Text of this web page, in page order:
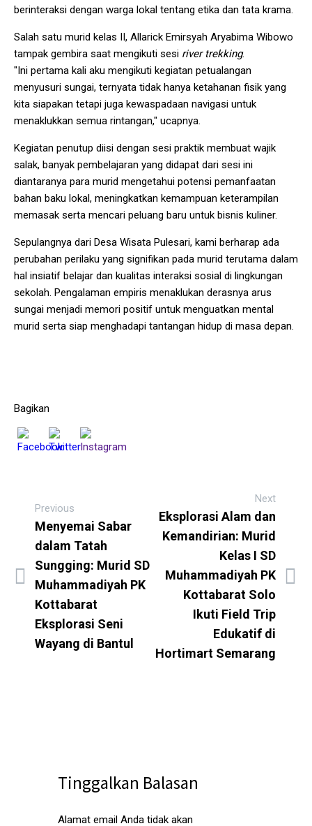
berinteraksi dengan warga lokal tentang etika dan tata krama.
Salah satu murid kelas II, Allarick Emirsyah Aryabima Wibowo
tampak gembira saat mengikuti sesi river trekking.
"Ini pertama kali aku mengikuti kegiatan petualangan
menyusuri sungai, ternyata tidak hanya ketahanan fisik yang
kita siapakan tetapi juga kewaspadaan navigasi untuk
menaklukkan semua rintangan," ucapnya.
Kegiatan penutup diisi dengan sesi praktik membuat wajik
salak, banyak pembelajaran yang didapat dari sesi ini
diantaranya para murid mengetahui potensi pemanfaatan
bahan baku lokal, meningkatkan kemampuan keterampilan
memasak serta mencari peluang baru untuk bisnis kuliner.
Sepulangnya dari Desa Wisata Pulesari, kami berharap ada
perubahan perilaku yang signifikan pada murid terutama dalam
hal insiatif belajar dan kualitas interaksi sosial di lingkungan
sekolah. Pengalaman empiris menaklukan derasnya arus
sungai menjadi memori positif untuk menguatkan mental
murid serta siap menghadapi tantangan hidup di masa depan.
Bagikan
Previous
Menyemai Sabar
dalam Tatah
Sungging: Murid SD
Muhammadiyah PK
Kottabarat
Eksplorasi Seni
Wayang di Bantul
Next
Eksplorasi Alam dan
Kemandirian: Murid
Kelas I SD
Muhammadiyah PK
Kottabarat Solo
Ikuti Field Trip
Edukatif di
Hortimart Semarang
Tinggalkan Balasan
Alamat email Anda tidak akan